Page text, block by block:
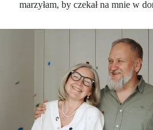
marzyłam, by czekał na mnie w